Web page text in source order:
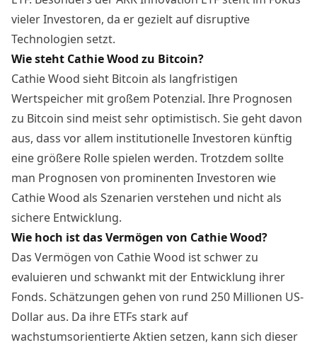
vieler Investoren, da er gezielt auf disruptive
Technologien setzt.
Wie steht Cathie Wood zu Bitcoin?
Cathie Wood sieht Bitcoin als langfristigen
Wertspeicher mit großem Potenzial. Ihre Prognosen
zu Bitcoin sind meist sehr optimistisch. Sie geht davon
aus, dass vor allem institutionelle Investoren künftig
eine größere Rolle spielen werden. Trotzdem sollte
man Prognosen von prominenten Investoren wie
Cathie Wood als Szenarien verstehen und nicht als
sichere Entwicklung.
Wie hoch ist das Vermögen von Cathie Wood?
Das Vermögen von Cathie Wood ist schwer zu
evaluieren und schwankt mit der Entwicklung ihrer
Fonds. Schätzungen gehen von rund 250 Millionen US-
Dollar aus. Da ihre ETFs stark auf
wachstumsorientierte Aktien setzen, kann sich dieser